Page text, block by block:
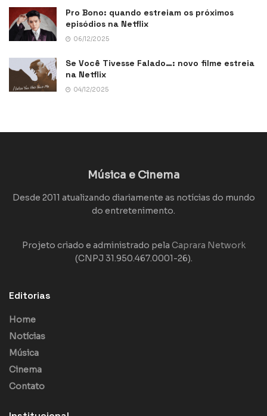
Pro Bono: quando estreiam os próximos
episódios na Netflix
06/12/2025
Se Você Tivesse Falado…: novo filme estreia
na Netflix
04/12/2025
Música e Cinema
Desde 2011 atualizando diariamente as notícias do mundo
do entretenimento.
Projeto criado e administrado pela Caprara Network
(CNPJ 31.950.467.0001-26).
Editorias
Home
Notícias
Música
Cinema
Contato